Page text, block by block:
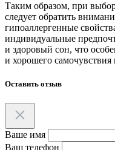
Таким образом, при
следует обратить
гипоаллергенные
индивидуальные
и здоровый сон, что
и хорошего самочувствия
Оставить отзыв
Ваше имя
Ваш телефон